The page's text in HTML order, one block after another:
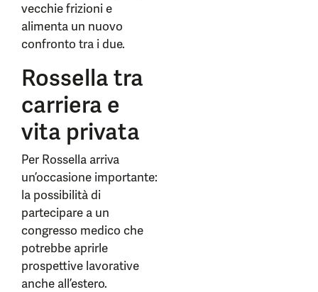
vecchie frizioni e
alimenta un nuovo
confronto tra i due.
Rossella tra
carriera e
vita privata
Per Rossella arriva
un’occasione importante:
la possibilità di
partecipare a un
congresso medico che
potrebbe aprirle
prospettive lavorative
anche all’estero.